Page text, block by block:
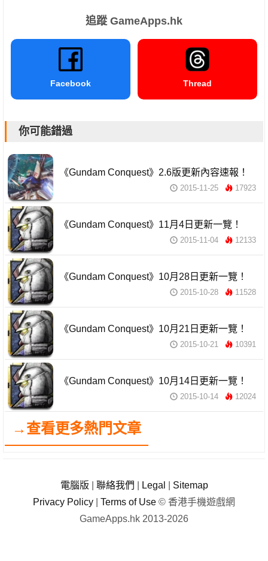
追蹤 GameApps.hk
Facebook Thread
你可能錯過
《Gundam Conquest》2.6版更新內容速報！
2015-11-25 17923
《Gundam Conquest》11月4日更新一覽！
2015-11-04 12133
《Gundam Conquest》10月28日更新一覽！
2015-10-28 11528
《Gundam Conquest》10月21日更新一覽！
2015-10-21 10391
《Gundam Conquest》10月14日更新一覽！
2015-10-14 12024
→查看更多熱門文章
電腦版 聯絡我們 Legal
Sitemap
Privacy Policy
Terms of Use © 香港手機遊戲網
GameApps.hk 2013-2026